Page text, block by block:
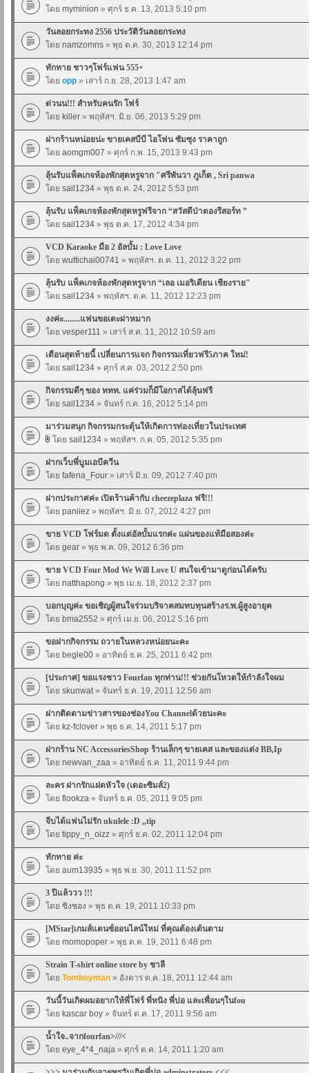
โดย myminion » ศุกร์ ธ.ค. 13, 2013 5:10 pm
วันลอยกระทง 2556 ประวัติวันลอยกระทง
โดย namzomns » พุธ ต.ค. 30, 2013 12:14 pm
ทักทาย ชาวๆโฟร์แฟน 555+
โดย opp » เสาร์ ก.ย. 28, 2013 1:47 am
ด่วนน!!! สำหรับคนรัก โฟร์
โดย killer » พฤหัสฯ. มิ.ย. 06, 2013 5:29 pm
ฝากร้านหน่อยน่ะ ขายเคสบีบี ไอโฟน ซัมซุง ราคาถูก
โดย aomgm007 » ศุกร์ ก.พ. 15, 2013 9:43 pm
ลุ้นรับแพ็คเกจห้องพักสุดหรูจาก "ศรีพันวา ภูเก็ต , Sri panwa
โดย sail1234 » พุธ ต.ค. 24, 2012 5:53 pm
ลุ้นรับ แพ็คเกจห้องพักสุดหรูฟรีจาก “สวัสดีป่าตองรีสอร์ท ”
โดย sail1234 » พุธ ต.ค. 17, 2012 4:34 pm
VCD Karaoke มือ 2 อัลบั้ม : Love Love
โดย wuttichai00741 » พฤหัสฯ. ต.ค. 11, 2012 3:22 pm
ลุ้นรับ แพ็คเกจห้องพักสุดหรูจาก “เลอ เมอริเดียน เชียงราย"
โดย sail1234 » พฤหัสฯ. ต.ค. 11, 2012 12:23 pm
งงค่ะ........แฟนขอเตะผ่าหมาก
โดย vesper111 » เสาร์ ส.ค. 11, 2012 10:59 am
เดือนสุดท้ายนี้ เปลี่ยนการแจก กิจกรรมเที่ยวฟรี5ภาค ใหม่!
โดย sail1234 » ศุกร์ ส.ค. 03, 2012 2:50 pm
กิจกรรมดีๆ ของ ททท. แค่ร่วมก็มีโอกาสได้ลุ้นฟรี
โดย sail1234 » จันทร์ ก.ค. 16, 2012 5:14 pm
มาร่วมสนุก กิจกรรมกระตุ้นให้เกิดการท่องเที่ยวในประเทศ
โดย sail1234 » พฤหัสฯ. ก.ค. 05, 2012 5:35 pm
ฝากเว็บพี่บูมเอบีควีน
โดย fafena_Four » เสาร์ มิ.ย. 09, 2012 7:40 pm
ฝากประกาศค่ะ เปิดร้านค้ากับ cheezeplaza ฟรี!!!
โดย paniiez » พฤหัสฯ. มิ.ย. 07, 2012 4:27 pm
ขาย VCD โฟร์มด ตั้งแต่อัลบั้มแรกค่ะ แผ่นของแท้มือสองค่ะ
โดย gear » พุธ พ.ค. 09, 2012 6:36 pm
ขาย VCD Four Mod We Will Love U สนใจเข้ามาดูก่อนได้ครับ
โดย natthapong » พุธ เม.ย. 18, 2012 2:37 pm
บอกบุญค่ะ ขอเชิญผู้สนใจร่วมบริจาคสมทบทุนสร้างร.พ.ผู้สูงอายุค
โดย bma2552 » ศุกร์ เม.ย. 06, 2012 5:16 pm
ขอฝากกิจกรรม ถวายในหลวงหน่อยนะคะ
โดย begle00 » อาทิตย์ ธ.ค. 25, 2011 6:42 pm
[ประกาศ] ขอแรงชาว Fourfan ทุกท่าน!!! ช่วยกันโหวตให้กำลังใจผม
โดย skunwat» จันทร์ ธ.ค. 19, 2011 12:56 am
ฝากติดตามข่าวสารของช่องYou Channelด้วยนะคะ
โดย kz-fclover » พุธ ธ.ค. 14, 2011 5:17 pm
ฝากร้าน NC AccessoriesShop ร้านเล็กๆ ขายเคส และของแต่ง BB,Ip
โดย newvan_zaa » อาทิตย์ ธ.ค. 11, 2011 9:44 pm
ละคร ฝากรักแฝดหัวใจ (เดอะซิมส์2)
โดย flookza » จันทร์ ธ.ค. 05, 2011 9:05 pm
จีบได้แฟนไม่รัก ukulele :D ,,tip
โดย tippy_n_oizz » ศุกร์ ธ.ค. 02, 2011 12:04 pm
ทักทาย ค่ะ
โดย aum13935 » พุธ พ.ย. 30, 2011 11:52 pm
3 ปีแล้ววว !!!
โดย ซิงซอง » พุธ ต.ค. 19, 2011 10:33 pm
[MStar]เกมส์แดนซ์ออนไลน์ใหม่ ที่คุณต้องเต้นตาม
โดย momopoper » พุธ ต.ค. 19, 2011 6:48 pm
Strain T-shirt online store by ชาลี
โดย Tomboyman » อังคาร ต.ค. 18, 2011 12:44 am
วันนี้วันเกิดผมอยากให้พี่โฟร์ พี่หนิง พี่ปอ และเพื่อนๆในfou
โดย kascar boy » จันทร์ ต.ค. 17, 2011 9:56 am
น้ำใจ..จากfourfan>///<
โดย eye_4*4_naja » ศุกร์ ต.ค. 14, 2011 1:20 am